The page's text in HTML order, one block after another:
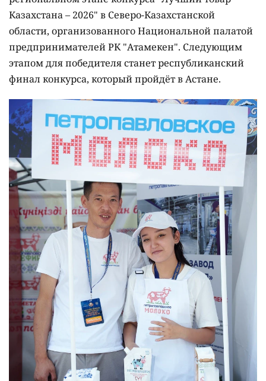
Казахстана – 2026" в Северо-Казахстанской
области, организованного Национальной палатой
предпринимателей РК "Атамекен". Следующим
этапом для победителя станет республиканский
финал конкурса, который пройдёт в Астане.